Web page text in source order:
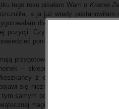
tego roku pisałam Wam o Krainie
a ja już wtedy
dla Was opinię na temat
pozycji. Czy
poniżej.
przygotowania do nadchodzących
– sklepik wypełniony
z chęcią odwiedzają to
się nieznajomy, który przez
samym pozbawić mały sklepić
magii uda się ponownie